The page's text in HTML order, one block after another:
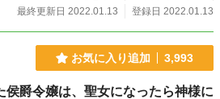
最終更新日 2022.01.13
登録日 2022.01.13
お気に入り追加 3,993
侯爵令嬢は、聖女になったら神様に